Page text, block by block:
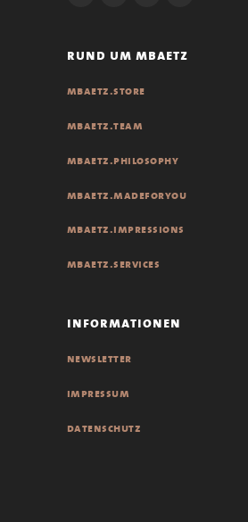
rund um mbaetz
mbaetz.store
mbaetz.team
mbaetz.philosophy
mbaetz.madeforyou
mbaetz.impressions
mbaetz.services
informationen
newsletter
impressum
datenschutz